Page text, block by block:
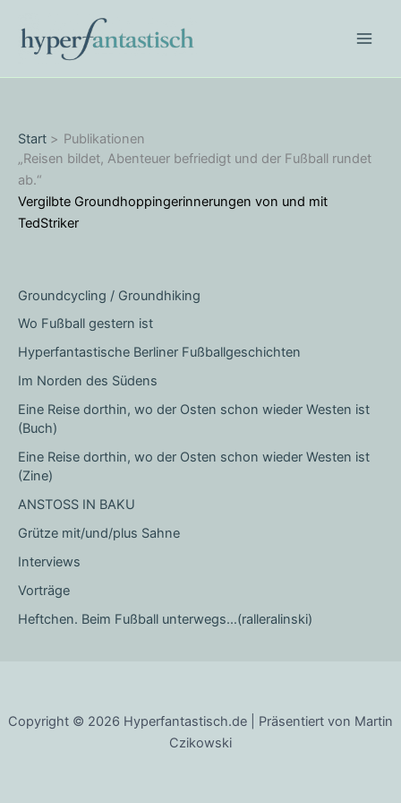
Inhalt
springen
Start
Publikationen
„Reisen bildet, Abenteuer befriedigt und der Fußball rundet
ab.“
Vergilbte Groundhoppingerinnerungen von und mit
TedStriker
Groundcycling / Groundhiking
Wo Fußball gestern ist
Hyperfantastische Berliner Fußballgeschichten
Im Norden des Südens
Eine Reise dorthin, wo der Osten schon wieder Westen ist
(Buch)
Eine Reise dorthin, wo der Osten schon wieder Westen ist
(Zine)
ANSTOSS IN BAKU
Grütze mit/und/plus Sahne
Interviews
Vorträge
Heftchen. Beim Fußball unterwegs…(ralleralinski)
Copyright © 2026 Hyperfantastisch.de | Präsentiert von Martin
Czikowski